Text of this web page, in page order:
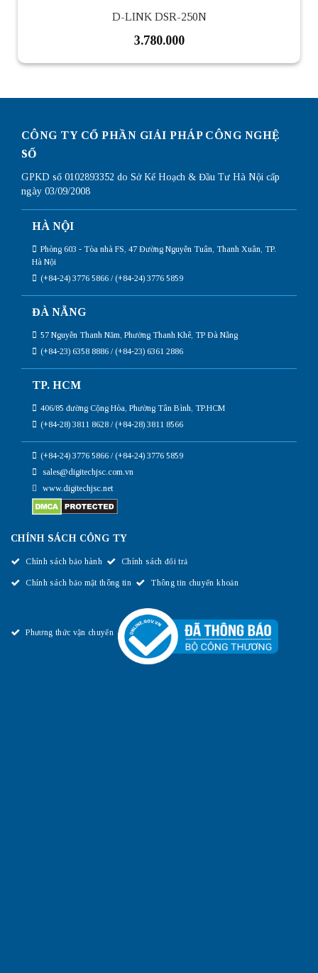
D-LINK DSR-250N
3.780.000
CÔNG TY CỔ PHẦN GIẢI PHÁP CÔNG NGHỆ
SỐ
GPKD số 0102893352 do Sở Kế Hoạch & Đầu Tư Hà Nội cấp
ngày 03/09/2008
HÀ NỘI
Phòng 603 - Tòa nhà FS, 47 Đường Nguyễn Tuân, Thanh Xuân, TP.
Hà Nội
(+84-24) 3776 5866 / (+84-24) 3776 5859
ĐÀ NẴNG
57 Nguyễn Thanh Năm, Phường Thanh Khê, TP Đà Nẵng
(+84-23) 6358 8886 / (+84-23) 6361 2886
TP. HCM
406/85 đường Cộng Hòa, Phường Tân Bình, TP.HCM
(+84-28) 3811 8628 / (+84-28) 3811 8566
(+84-24) 3776 5866 / (+84-24) 3776 5859
sales@digitechjsc.com.vn
www.digitechjsc.net
CHÍNH SÁCH CÔNG TY
Chính sách bảo hành Chính sách đổi trả
Chính sách bảo mật thông tin Thông tin chuyển khoản
Phương thức vận chuyển